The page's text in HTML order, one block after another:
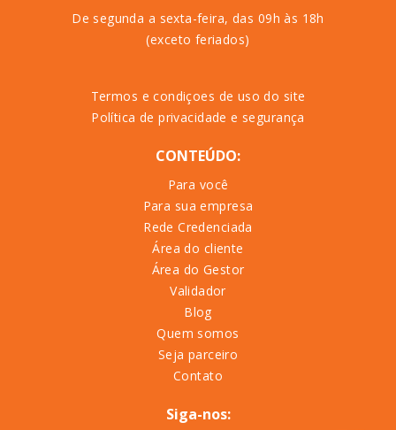
De segunda a sexta-feira, das 09h às 18h
(exceto feriados)
Termos e condiçoes de uso do site
Política de privacidade e segurança
CONTEÚDO:
Para você
Para sua empresa
Rede Credenciada
Área do cliente
Área do Gestor
Validador
Blog
Quem somos
Seja parceiro
Contato
Siga-nos: